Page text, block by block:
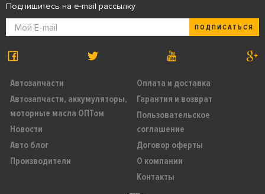
Автозапчасти
Автозапчасти, аккумуляторы,
моторные масла ОПТом
Новости
Авто блог
Производители
Оплата и доставка
Гарантия и возврат
Пользовательское
соглашение
Договор оферты
О компании
Контакты
Подпишитесь на e-mail рассылку
ПОДПИСАТЬСЯ